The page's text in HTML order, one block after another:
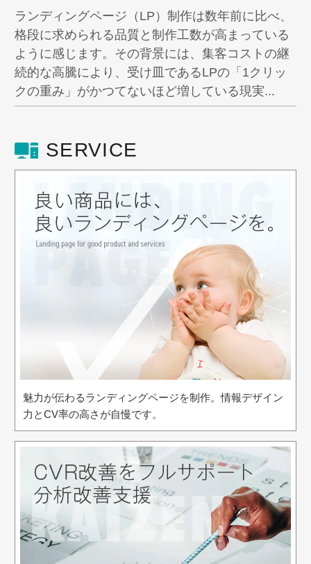
ランディングページ（LP）制作は数年前に比べ、
格段に求められる品質と制作工数が高まっている
ように感じます。その背景には、集客コストの継
続的な高騰により、受け皿であるLPの「1クリッ
クの重み」がかつてないほど増している現実...
SERVICE
魅力が伝わるランディングページを制作。情報デザイン
力とCV率の高さが自慢です。